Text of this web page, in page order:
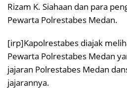
Rizam K. Siahaan dan para
Pewarta Polrestabes Medan.
[irp]Kapolrestabes diajak
Pewarta Polrestabes Medan
jajaran Polrestabes Medan
jajarannya.